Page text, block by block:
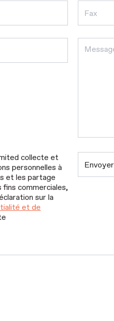
collecte et
personnelles à
et les partage
fins commerciales,
sur la
et de